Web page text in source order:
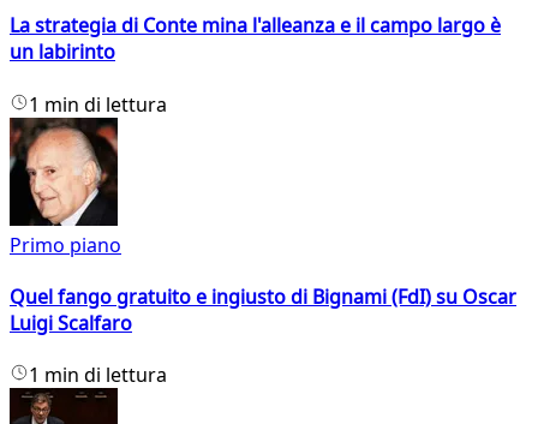
La strategia di Conte mina l'alleanza e il campo largo è
un labirinto
1 min di lettura
Primo piano
Quel fango gratuito e ingiusto di Bignami (FdI) su Oscar
Luigi Scalfaro
1 min di lettura